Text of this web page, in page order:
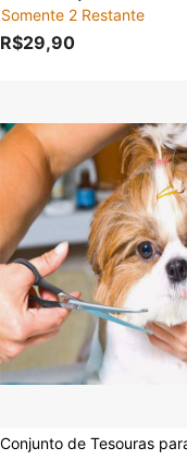
Somente 2 Restante
R$29,90